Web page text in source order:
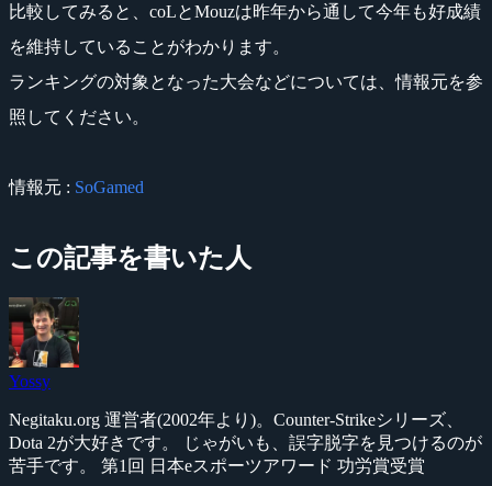
比較してみると、coLとMouzは昨年から通して今年も好成績
を維持していることがわかります。
ランキングの対象となった大会などについては、情報元を参
照してください。
情報元 : SoGamed
この記事を書いた人
Yossy
Negitaku.org 運営者(2002年より)。Counter-Strikeシリーズ、
Dota 2が大好きです。 じゃがいも、誤字脱字を見つけるのが
苦手です。 第1回 日本eスポーツアワード 功労賞受賞